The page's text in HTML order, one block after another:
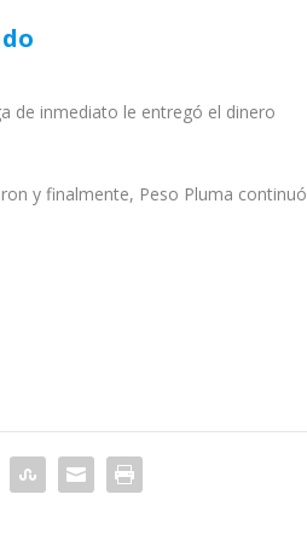
de inmediato le entregó el dinero
y finalmente, Peso Pluma continuó